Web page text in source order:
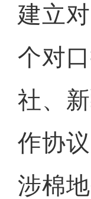
建立
个对
社、
作协
涉棉